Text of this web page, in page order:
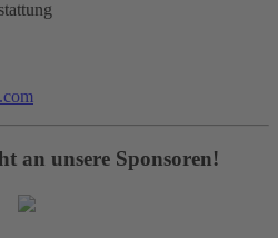
an unsere Sponsoren!